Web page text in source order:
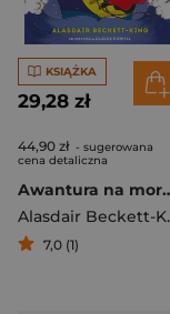
KSIĄŻKA
29,28 zł
44,90 zł - sugerowana
cena detaliczna
Awantura na
7,0 (1)